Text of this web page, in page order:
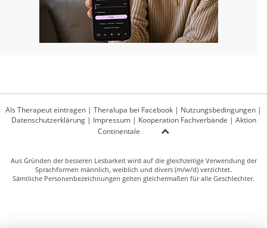
Als Therapeut eintragen | Theralupa bei Facebook | Nutzungsbedingungen |
Datenschutzerklärung| Impressum| Kooperation Fachverbände | Aktion
Continentale
Aus Gründen der besseren Lesbarkeit wird auf die gleichzeitige Verwendung der
Sprachformen männlich, weiblich und divers (m/w/d) verzichtet.
Sämtliche Personenbezeichnungen gelten gleichermaßen für alle Geschlechter.